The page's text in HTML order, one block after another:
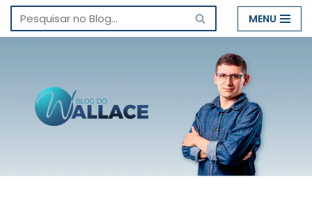
Pular
conteúdo
MENU